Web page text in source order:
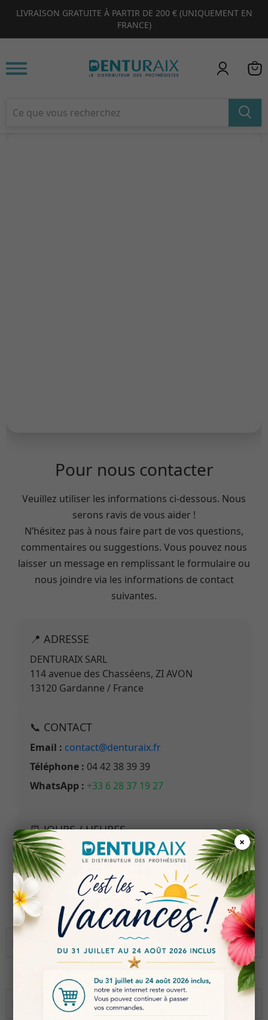
×
LIVRAISON GRATUITE À PARTIR DE 200 € (UNIQUEMENT EN
FRANCE)
1 2 3 4
Pour nous contacter
Veuillez utiliser les informations ci-dessous. Nous
serons ravis de vous aider !
N’hésitez pas à nous faire part de vos questions,
commentaires ou suggestions. Vous pouvez nous
laisser un message en remplissant le formulaire ou
nous joindre via les informations de contact
suivantes.
📍 ADRESSE
DENTURAIX SARL
114 avenue des Chasséens, ZI AVON
13120 Gardanne / France
📞 CONTACT
Email : contact@denturaix.fr
Téléphone : 04 42 38 39 39
WhatsApp : +33 6 28 37 19 27
⏰ JOURS / HEURES
Lundi – Vendredi :
09h00 – 19h00
Nom